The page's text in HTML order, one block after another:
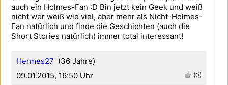
Hermes27 (36 Jahre)
09.01.2015, 16:50 Uhr
(0)
auch ein Holmes-Fan :D Bin jetzt kein Geek und weiß
nicht wer weiß wie viel, aber mehr als Nicht-Holmes-
Fan natürlich und finde die Geschichten (auch die
Short Stories natürlich) immer total interessant!